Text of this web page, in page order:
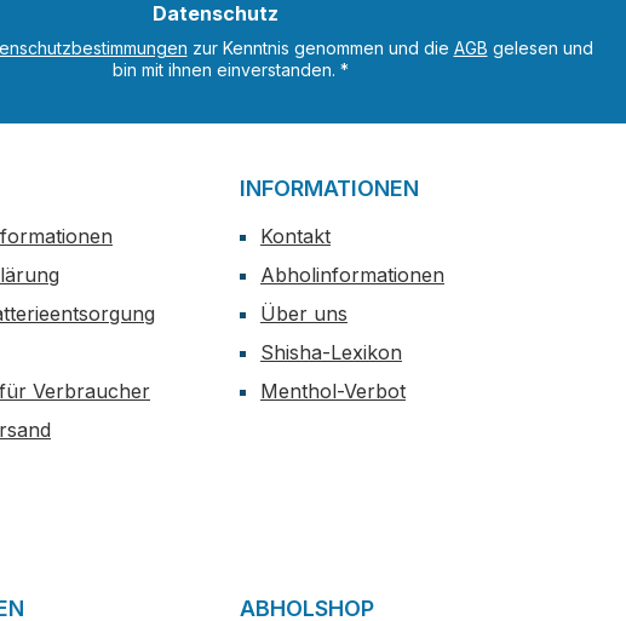
Datenschutz
zur Kenntnis genommen und die AGB gelesen und
bin mit ihnen einverstanden. *
Verbraucher
INFORMATIONEN
Kontakt
Abholinformationen
Über uns
Shisha-Lexikon
Menthol-Verbot
ABHOLSHOP